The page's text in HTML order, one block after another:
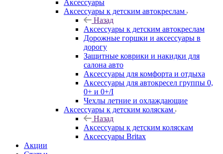
Аксессуары
Аксессуары к детским автокреслам
Назад
Аксессуары к детским автокреслам
Дорожные горшки и аксессуары в
дорогу
Защитные коврики и накидки для
салона авто
Аксессуары для комфорта и отдыха
Аксессуары для автокресел группы 0,
0+ и 0+/I
Чехлы летние и охлаждающие
Аксессуары к детским коляскам
Назад
Аксессуары к детским коляскам
Аксессуары Britax
Акции